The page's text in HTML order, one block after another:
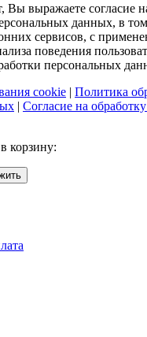
Вы выражаете согласие
данных, в
сервисов, с
поведения
персональных
cookie | Политика
| Согласие на
корзину: